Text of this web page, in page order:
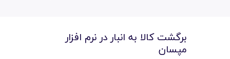
مرکز آموزش
برگشت کالا به انبار در نرم افزار
مپسان